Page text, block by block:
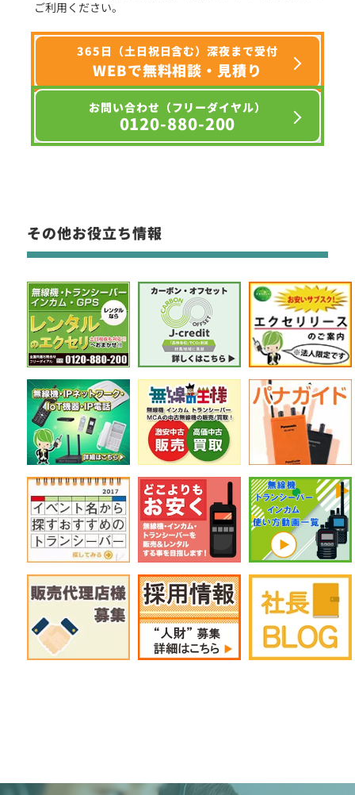
ご利用ください。
365日（土日祝日含む）深夜まで受付
WEBで無料相談・見積り
お問い合わせ（フリーダイヤル）
0120-880-200
その他お役立ち情報